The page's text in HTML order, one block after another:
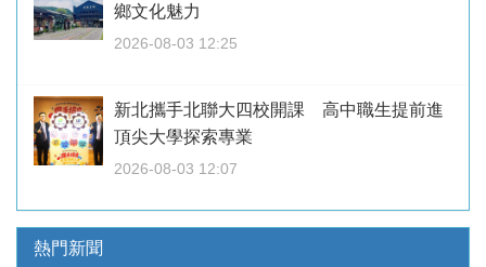
鄉文化魅力
2026-08-03 12:25
新北攜手北聯大四校開課 高中職生提前進
頂尖大學探索專業
2026-08-03 12:07
熱門新聞